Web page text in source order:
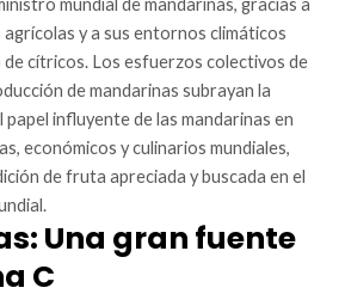
mundial de mandarinas, gracias a
agrícolas y a sus entornos climáticos
de cítricos. Los esfuerzos colectivos de
de mandarinas subrayan la
papel influyente de las mandarinas en
económicos y culinarios mundiales,
de fruta apreciada y buscada en el
Una gran fuente
C